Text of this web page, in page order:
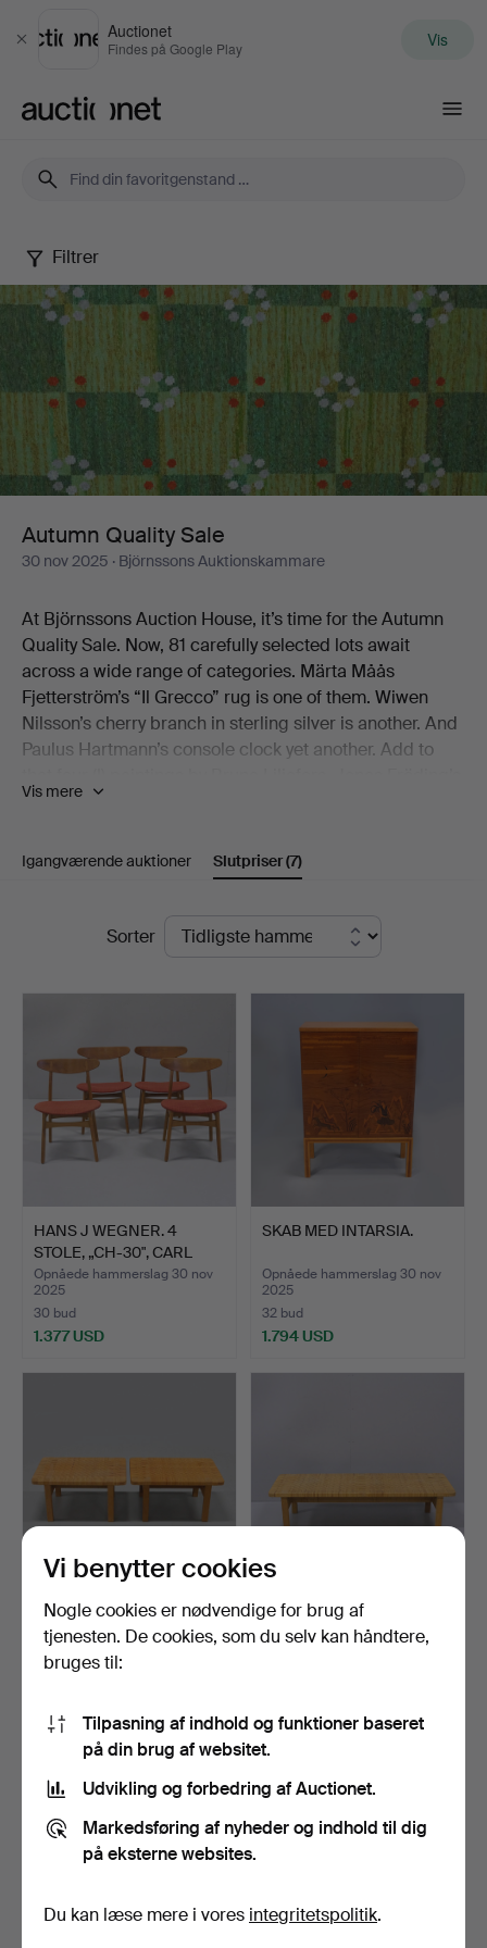
Luk
Auctionet
Findes på Google Play Vis
Autumn
Quality
Sale
Filtrer
Autumn Quality Sale
30 nov 2025 · Björnssons Auktionskammare
At Björnssons Auction House, it’s time for the Autumn
Quality Sale. Now, 81 carefully selected lots await
across a wide range of categories. Märta Måås
Fjetterström’s “Il Grecco” rug is one of them. Wiwen
Nilsson’s cherry branch in sterling silver is another. And
Paulus Hartmann’s console clock yet another. Add to
Playing Children, the jubilee bowl from Royal
Colombo’s graphic play from the early 1970s.
We warmly welcome you to Björnssons Auction House
Vis mere
Igangværende auktioner Slutpriser(7)
SlutpriserSorter
HANS J WEGNER. 4
STOLE, „CH-30", CARL
HANS…
Opnåede hammerslag 30 nov
2025
30 bud
1.377 USD
SKAB MED INTARSIA.
Opnåede hammerslag 30 nov
2025
32 bud
1.794 USD
BØRGE MOGENSEN.
BÆNKE, ET PAR, MODEL
5273,…
Opnåede hammerslag 30 nov
2025
1.964 USD
BØRGE MOGENSEN.
BÆNK, MODEL 5272,
Opnåede hammerslag 30 nov
1.794 USD
Vi benytter cookies
Nogle cookies er nødvendige for brug af
tjenesten. De cookies, som du selv kan håndtere,
bruges til:
Tilpasning af indhold og funktioner baseret
på din brug af websitet.
Udvikling og forbedring af Auctionet.
Markedsføring af nyheder og indhold til dig
på eksterne websites.
Du kan læse mere i vores integritetspolitik.